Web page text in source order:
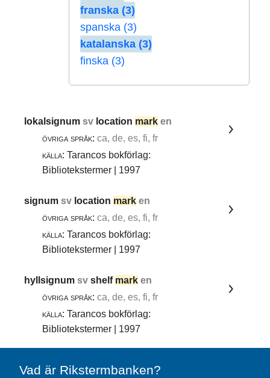
franska (3)
spanska (3)
katalanska (3)
finska (3)
lokalsignumsv location mark en
övriga språk: ca, de, es, fi, fr
källa: Tarancos bokförlag:
Bibliotekstermer | 1997
signumsv location mark en
övriga språk: ca, de, es, fi, fr
källa: Tarancos bokförlag:
Bibliotekstermer | 1997
hyllsignumsvshelf mark en
övriga språk: ca, de, es, fi, fr
källa: Tarancos bokförlag:
Bibliotekstermer | 1997
Vad är Rikstermbanken?